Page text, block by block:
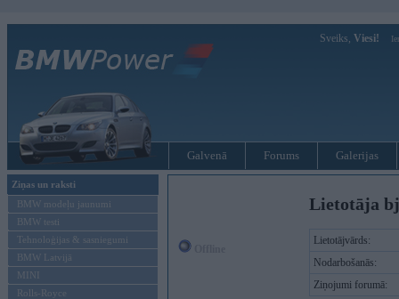
Sveiks, Viesi!
Galvenā Forums Galerijas
Ziņas un raksti
BMW modeļu jaunumi
BMW testi
Tehnoloģijas & sasniegumi
BMW Latvijā
MINI
Rolls-Royce
Lietotāja
Lietotājvārds:
Nodarbošanās:
Ziņojumi forumā: